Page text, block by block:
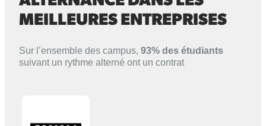
MEILLEURES ENTREPRISES
Sur l’ensemble des campus, 93% des étudiants
suivant un rythme alterné ont un contrat